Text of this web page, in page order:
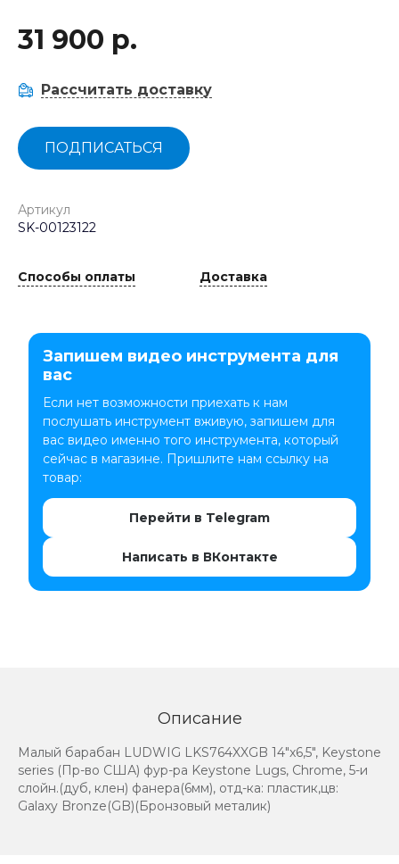
31 900 р.
Рассчитать доставку
ПОДПИСАТЬСЯ
Артикул
SK-00123122
Способы оплаты Доставка
Запишем видео инструмента для
вас
Если нет возможности приехать к нам
послушать инструмент вживую, запишем для
вас видео именно того инструмента, который
сейчас в магазине. Пришлите нам ссылку на
товар:
Перейти в Telegram
Написать в ВКонтакте
Описание
Малый барабан LUDWIG LKS764XXGB 14"x6,5", Keystone
series (Пр-во США) фур-ра Keystone Lugs, Chrome, 5-и
слойн.(дуб, клен) фанера(6мм), отд-ка: пластик,цв:
Galaxy Bronze(GB)(Бронзовый металик)